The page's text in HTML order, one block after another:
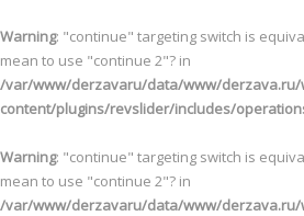
Warning: "continue" targeting switch is
mean to use "continue 2"? in
/var/www/derzavaru/data/www/derzava.ru/
content/plugins/revslider/includes/
Warning: "continue" targeting switch is
mean to use "continue 2"? in
/var/www/derzavaru/data/www/derzava.ru/